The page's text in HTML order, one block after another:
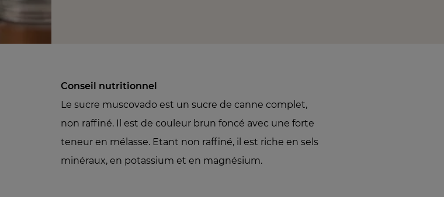
Conseil nutritionnel
Le sucre muscovado est un sucre de canne complet,
non raffiné. Il est de couleur brun foncé avec une forte
teneur en mélasse. Etant non raffiné, il est riche en sels
minéraux, en potassium et en magnésium.